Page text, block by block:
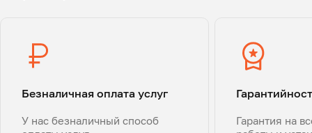
Безналичная оплата услуг
У нас безналичный способ
Гарантия на